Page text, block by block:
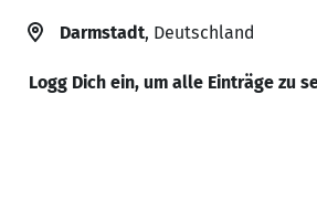
Darmstadt, Deutschland
Logg Dich ein, um alle Einträge zu